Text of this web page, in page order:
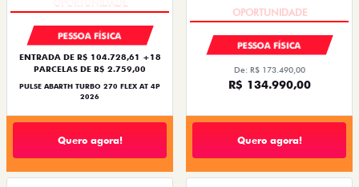
PESSOA FÍSICA
ENTRADA DE R$ 104.728,61 +18
PARCELAS DE R$ 2.759,00
PULSE ABARTH TURBO 270 FLEX AT 4P
2026
Quero agora!
PESSOA FÍSICA
De: R$ 173.490,00
R$ 134.990,00
Quero agora!